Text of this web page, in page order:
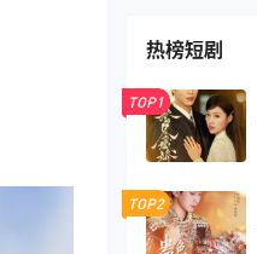
热榜短剧
TOP1
TOP2